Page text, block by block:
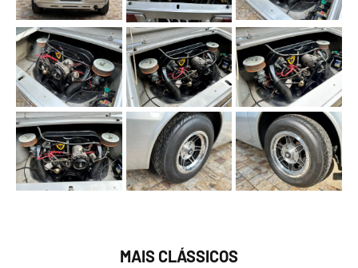
MAIS CLÁSSICOS